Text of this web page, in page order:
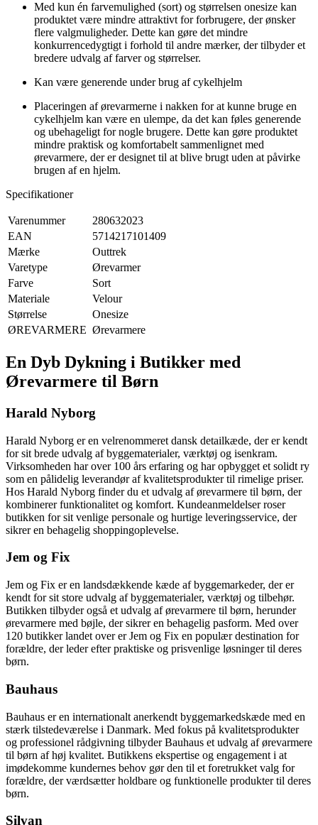
Med kun én farvemulighed (sort) og størrelsen onesize kan
produktet være mindre attraktivt for forbrugere, der ønsker
flere valgmuligheder. Dette kan gøre det mindre
konkurrencedygtigt i forhold til andre mærker, der tilbyder et
bredere udvalg af farver og størrelser.
Kan være generende under brug af cykelhjelm
Placeringen af ørevarmerne i nakken for at kunne bruge en
cykelhjelm kan være en ulempe, da det kan føles generende
og ubehageligt for nogle brugere. Dette kan gøre produktet
mindre praktisk og komfortabelt sammenlignet med
ørevarmere, der er designet til at blive brugt uden at påvirke
brugen af en hjelm.
Specifikationer
Varenummer
280632023
EAN
5714217101409
Mærke
Outtrek
Varetype
Ørevarmer
Farve
Sort
Materiale
Velour
Størrelse
Onesize
ØREVARMERE Ørevarmere
En Dyb Dykning i Butikker med
Ørevarmere til Børn
Harald Nyborg
Harald Nyborg er en velrenommeret dansk detailkæde, der er kendt
for sit brede udvalg af byggematerialer, værktøj og isenkram.
Virksomheden har over 100 års erfaring og har opbygget et solidt ry
som en pålidelig leverandør af kvalitetsprodukter til rimelige priser.
Hos Harald Nyborg finder du et udvalg af ørevarmere til børn, der
kombinerer funktionalitet og komfort. Kundeanmeldelser roser
butikken for sit venlige personale og hurtige leveringsservice, der
sikrer en behagelig shoppingoplevelse.
Jem og Fix
Jem og Fix er en landsdækkende kæde af byggemarkeder, der er
kendt for sit store udvalg af byggematerialer, værktøj og tilbehør.
Butikken tilbyder også et udvalg af ørevarmere til børn, herunder
ørevarmere med bøjle, der sikrer en behagelig pasform. Med over
120 butikker landet over er Jem og Fix en populær destination for
forældre, der leder efter praktiske og prisvenlige løsninger til deres
børn.
Bauhaus
Bauhaus er en internationalt anerkendt byggemarkedskæde med en
stærk tilstedeværelse i Danmark. Med fokus på kvalitetsprodukter
og professionel rådgivning tilbyder Bauhaus et udvalg af ørevarmere
til børn af høj kvalitet. Butikkens ekspertise og engagement i at
imødekomme kundernes behov gør den til et foretrukket valg for
forældre, der værdsætter holdbare og funktionelle produkter til deres
børn.
Silvan